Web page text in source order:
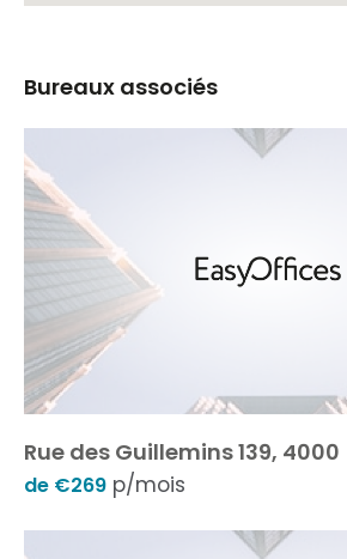
Bureaux associés
Rue des Guillemins 139, 4000
de €269 p/mois